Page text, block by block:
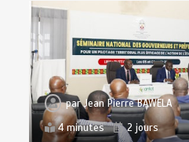
parJean Pierre BAWELA
4 minutes
2 jours